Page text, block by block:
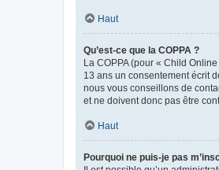
Haut
Qu’est-ce que la COPPA ?
La COPPA (pour « Child
13 ans un consentement écrit
nous vous conseillons de
et ne doivent donc pas être
Haut
Pourquoi ne puis-je pas